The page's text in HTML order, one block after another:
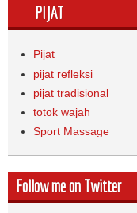
PIJAT
Pijat
pijat refleksi
pijat tradisional
totok wajah
Sport Massage
Follow me on Twitter